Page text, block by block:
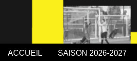
ACCUEIL SAISON 2026-2027